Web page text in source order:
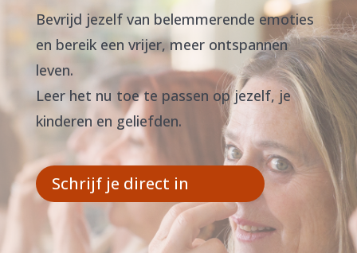
Bevrijd jezelf van belemmerende emoties
en bereik een vrijer, meer ontspannen
leven.
Leer het nu toe te passen op jezelf, je
kinderen en geliefden.
Schrijf je direct in